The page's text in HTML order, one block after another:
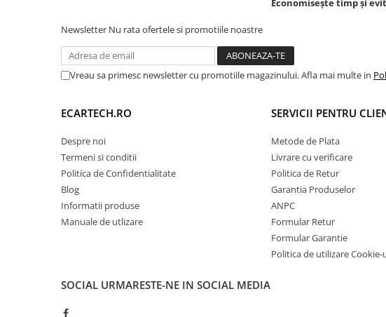
Navigatii Jeep
Navigatii Porsche
Navigatii Land Rover
Navigatii Chrysler
Navigatie universala
Playere auto
Navigatii 2 DIN
Navigatii 1 DIN
CarPlay&Android Auto
Economisește timp și
Newsletter Nu rata ofertele si promotiile noastre
Vreau sa primesc newsletter cu promotiile magazinului. Afla mai multe in
ECARTECH.RO
Despre noi
Termeni si conditii
Politica de Confidentialitate
Blog
Informatii produse
Manuale de utlizare
SERVICII PENTRU
Metode de Plata
Livrare cu verificare
Politica de Retur
Garantia Produselor
ANPC
Formular Retur
Formular Garantie
Politica de utilizare Cookie-
SOCIAL URMARESTE-NE IN SOCIAL MEDIA